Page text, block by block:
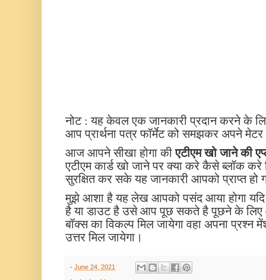
नोट : यह केवल एक जानकारी प्रदान करने के
आप प्रार्थना पत्र फॉर्मेट को समझकर अपने
आज आपने सीखा होगा कीएटीएम खो जाने की
एटीएम कार्ड खो जाने पर क्या करे कैसे ब्लॉक
सुरक्षित कर सके यह जानकारी आपको प्राप्त हो
मुझे आशा है यह लेख आपको पसंद आया होगा
है या डाउट है उसे आप पूछ सकते है पूछने के
बॉक्स का विकल्प मिल जायेगा वहा अपना
उत्तर मिल जायेगा।
- June 24, 2021